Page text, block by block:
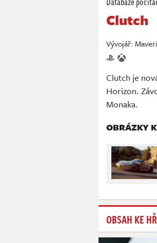
Clutch
Vývojář:
Clutch je
Horizon.
Monaka.
OBRÁZKY
OBSAH KE